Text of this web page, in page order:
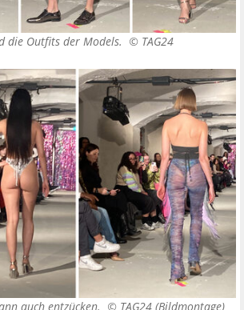
die Outfits der Models. © TAG24
auch entzücken. © TAG24 (Bildmontage)